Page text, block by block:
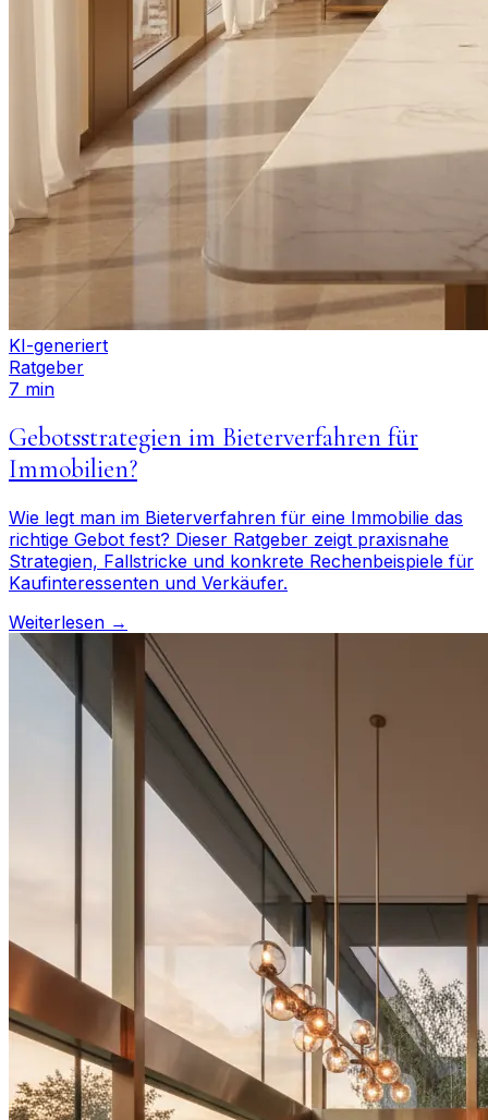
KI-generiert
Ratgeber
7 min
Gebotsstrategien im Bieterverfahren für
Immobilien?
Wie legt man im Bieterverfahren für eine Immobilie das
richtige Gebot fest? Dieser Ratgeber zeigt praxisnahe
Strategien, Fallstricke und konkrete Rechenbeispiele für
Kaufinteressenten und Verkäufer.
Weiterlesen →